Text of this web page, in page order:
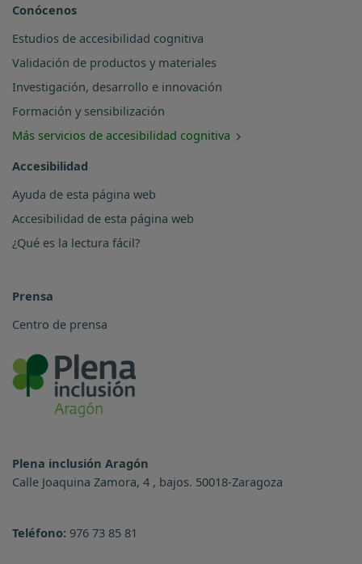
Conócenos
Estudios de accesibilidad cognitiva
Validación de productos y materiales
Investigación, desarrollo e innovación
Formación y sensibilización
Más servicios de accesibilidad cognitiva
Accesibilidad
Ayuda de esta página web
Accesibilidad de esta página web
¿Qué es la lectura fácil?
Prensa
Centro de prensa
Plena inclusión Aragón
Calle Joaquina Zamora, 4 , bajos. 50018-Zaragoza
Teléfono: 976 73 85 81